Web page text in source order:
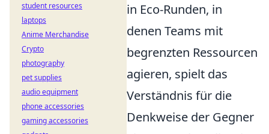
in Eco-Runden, in
denen Teams mit
begrenzten Ressourcen
agieren, spielt das
Verständnis für die
Denkweise der Gegner
student resources
laptops
Anime Merchandise
Crypto
photography
pet supplies
audio equipment
phone accessories
gaming accessories